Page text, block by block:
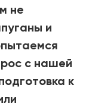
не
и
с нашей
к